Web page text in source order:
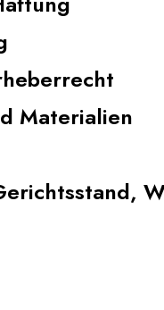
Materialien